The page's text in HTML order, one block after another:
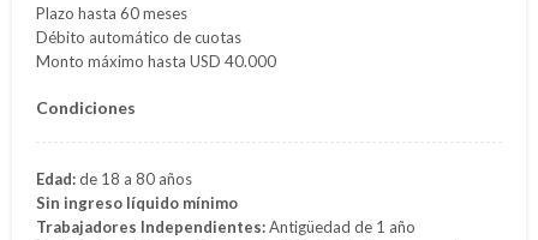
Plazo hasta 60 meses
Débito automático de cuotas
Monto máximo hasta USD 40.000
Condiciones
Edad:de 18 a 80 años
Sin ingreso líquido mínimo
Trabajadores Independientes:Antigüedad de 1 año